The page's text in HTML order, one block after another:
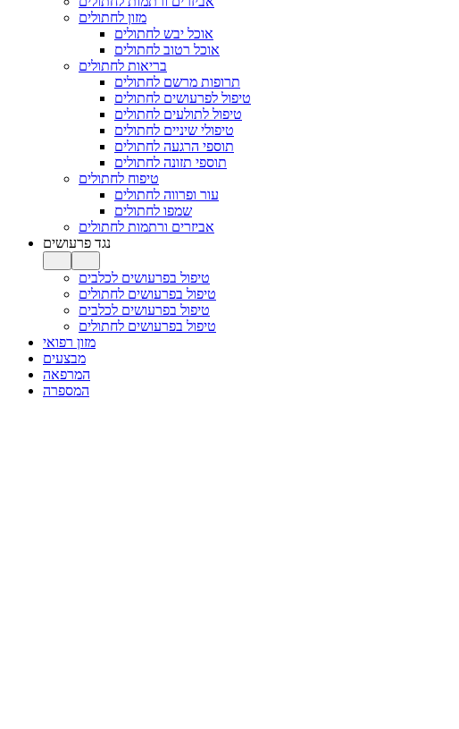
מזון לחתולים
אוכל יבש לחתולים
אוכל רטוב לחתולים
בריאות לחתולים
תרופות מרשם לחתולים
טיפול לפרעושים לחתולים
טיפול לתולעים לחתולים
טיפולי שיניים לחתולים
תוספי הרגעה לחתולים
תוספי תזונה לחתולים
טיפוח לחתולים
עור ופרווה לחתולים
שמפו לחתולים
אביזרים ורתמות לחתולים
נגד פרעושים
טיפול בפרעושים לכלבים
טיפול בפרעושים לחתולים
טיפול בפרעושים לכלבים
טיפול בפרעושים לחתולים
מזון רפואי
מבצעים
המרפאה
המספרה